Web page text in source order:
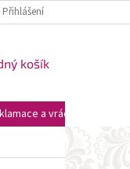
Přihlášení
košík
a vrácení zboží